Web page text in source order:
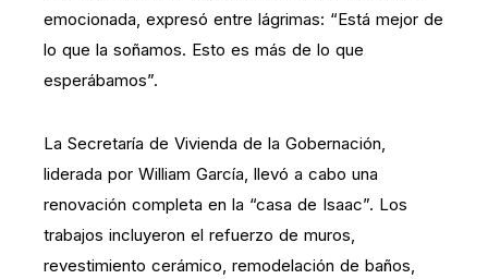
emocionada, expresó entre lágrimas: “Está mejor de
lo que la soñamos. Esto es más de lo que
esperábamos”.
La Secretaría de Vivienda de la Gobernación,
liderada por William García, llevó a cabo una
renovación completa en la “casa de Isaac”. Los
trabajos incluyeron el refuerzo de muros,
revestimiento cerámico, remodelación de baños,